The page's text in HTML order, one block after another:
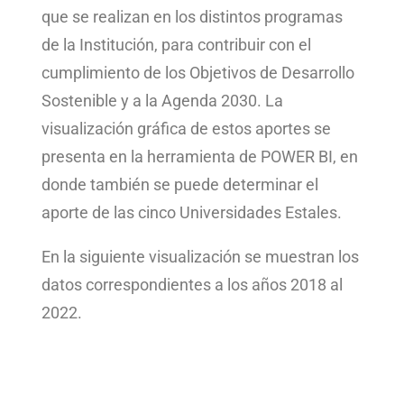
que se realizan en los distintos programas
de la Institución, para contribuir con el
cumplimiento de los Objetivos de Desarrollo
Sostenible y a la Agenda 2030. La
visualización gráfica de estos aportes se
presenta en la herramienta de POWER BI, en
donde también se puede determinar el
aporte de las cinco Universidades Estales.
En la siguiente visualización se muestran los
datos correspondientes a los años 2018 al
2022.